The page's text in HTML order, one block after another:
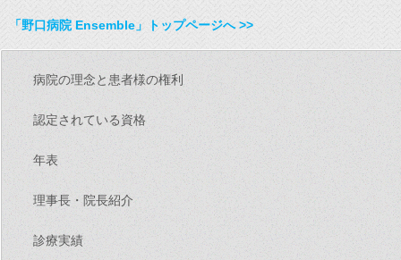
「野口病院 Ensemble」トップページへ >>
病院の理念と患者様の権利
認定されている資格
年表
理事長・院長紹介
診療実績